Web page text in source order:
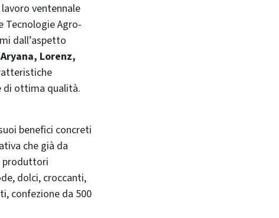
ventennale
Tecnologie Agro-
dall’aspetto
Aryana, Lorenz,
di ottima qualità.
benefici concreti
che già da
produttori
dolci, croccanti,
confezione da 500